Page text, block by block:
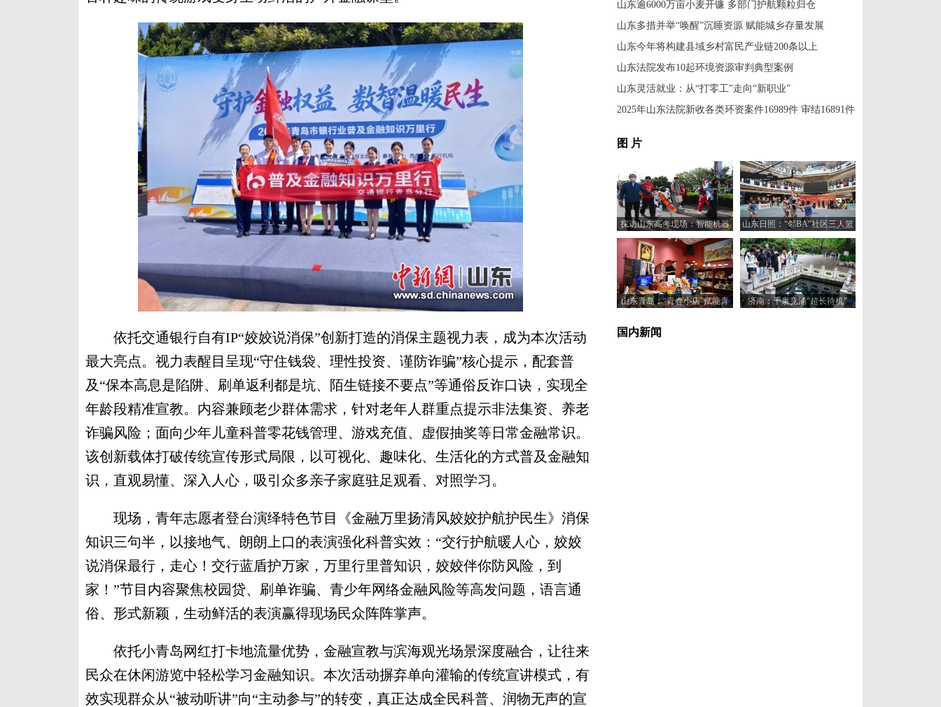
依托交通银行自有IP“姣姣说消保”创新打造的消保主题视力表，成为本次活动
最大亮点。视力表醒目呈现“守住钱袋、理性投资、谨防诈骗”核心提示，配套普
及“保本高息是陷阱、刷单返利都是坑、陌生链接不要点”等通俗反诈口诀，实现全
年龄段精准宣教。内容兼顾老少群体需求，针对老年人群重点提示非法集资、养老
诈骗风险；面向少年儿童科普零花钱管理、游戏充值、虚假抽奖等日常金融常识。
该创新载体打破传统宣传形式局限，以可视化、趣味化、生活化的方式普及金融知
识，直观易懂、深入人心，吸引众多亲子家庭驻足观看、对照学习。
现场，青年志愿者登台演绎特色节目《金融万里扬清风姣姣护航护民生》消保
知识三句半，以接地气、朗朗上口的表演强化科普实效：“交行护航暖人心，姣姣
说消保最行，走心！交行蓝盾护万家，万里行里普知识，姣姣伴你防风险，到
家！”节目内容聚焦校园贷、刷单诈骗、青少年网络金融风险等高发问题，语言通
俗、形式新颖，生动鲜活的表演赢得现场民众阵阵掌声。
依托小青岛网红打卡地流量优势，金融宣教与滨海观光场景深度融合，让往来
民众在休闲游览中轻松学习金融知识。本次活动摒弃单向灌输的传统宣讲模式，有
效实现群众从“被动听讲”向“主动参与”的转变，真正达成全民科普、润物无声的宣
山东逾6000万亩小麦开镰 多部门护航颗粒归仓
山东多措并举“唤醒”沉睡资源 赋能城乡存量发展
山东今年将构建县域乡村富民产业链200条以上
山东法院发布10起环境资源审判典型案例
山东灵活就业：从“打零工”走向“新职业”
2025年山东法院新收各类环资案件16989件 审结16891件
图 片
探访山东高考现场：智能机器
人“趣味护考”
山东日照：“邻BA”社区三人篮
球赛火热开打
山东青岛：“青春小店”赋能青
济南：千泉竞涌“超长待机”
国内新闻